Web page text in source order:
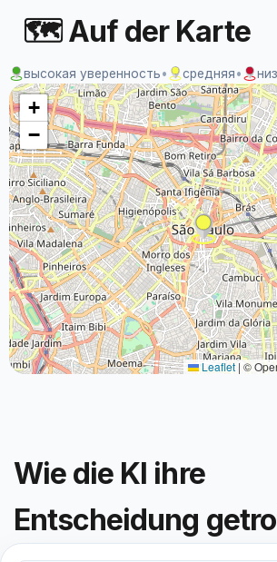
🗺 Auf der Karte
высокая уверенность• средняя•
+
−
Leaflet | ©
Wie die KI ihre
Entscheidung